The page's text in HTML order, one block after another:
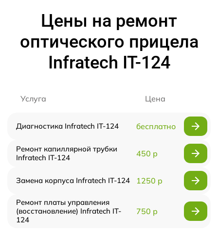
Цены на ремонт
оптического прицела
Infratech IT-124
Услуга Цена
Диагностика Infratech IT-124 бесплатно
Ремонт капиллярной трубки
Infratech IT-124
450 р
Замена корпуса Infratech IT-124 1250 р
Ремонт платы управления
(восстановление) Infratech IT-
124
750 р